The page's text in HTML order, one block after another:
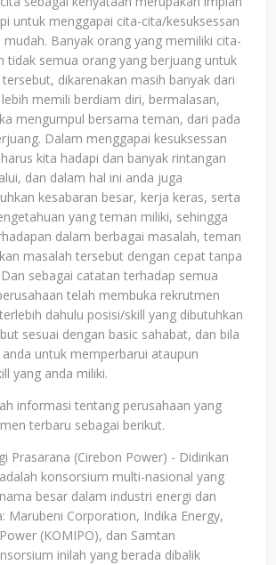
untuk menggapai cita-cita/kesuksessan
Banyak orang yang memiliki cita-
tidak semua orang yang berjuang untuk
dikarenakan masih banyak dari
memili berdiam diri, bermalasan,
mengumpul bersama teman, dari pada
Dalam menggapai kesuksessan
kita hadapi dan banyak rintangan
dan dalam hal ini anda juga
kesabaran besar, kerja keras, serta
yang teman miliki, sehingga
dalam berbagai masalah, teman
masalah tersebut dengan cepat tanpa
sebagai catatan terhadap semua
telah membuka rekrutmen
dahulu posisi/skill yang dibutuhkan
sesuai dengan basic sahabat, dan bila
untuk memperbarui ataupun
yang anda miliki.
informasi tentang perusahaan yang
terbaru sebagai berikut.
Prasarana (Cirebon Power) - Didirikan
konsorsium multi-nasional yang
besar dalam industri energi dan
Marubeni Corporation, Indika Energy,
(KOMIPO), dan Samtan
inilah yang berada dibalik